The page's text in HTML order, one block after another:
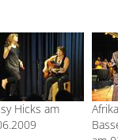
Hicks am